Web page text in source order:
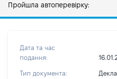
Пройшла автоперевірку:
Дата та час
подання:
Тип документа: